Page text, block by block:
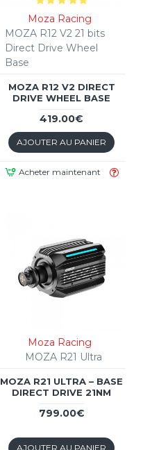
Moza Racing
MOZA R12 V2 21 bits
Direct Drive Wheel
Base
MOZA R12 V2 DIRECT
DRIVE WHEEL BASE
419.00€
AJOUTER AU PANIER
Acheter maintenant
Moza Racing
MOZA R21 Ultra
MOZA R21 ULTRA – BASE
DIRECT DRIVE 21NM
799.00€
AJOUTER AU PANIER